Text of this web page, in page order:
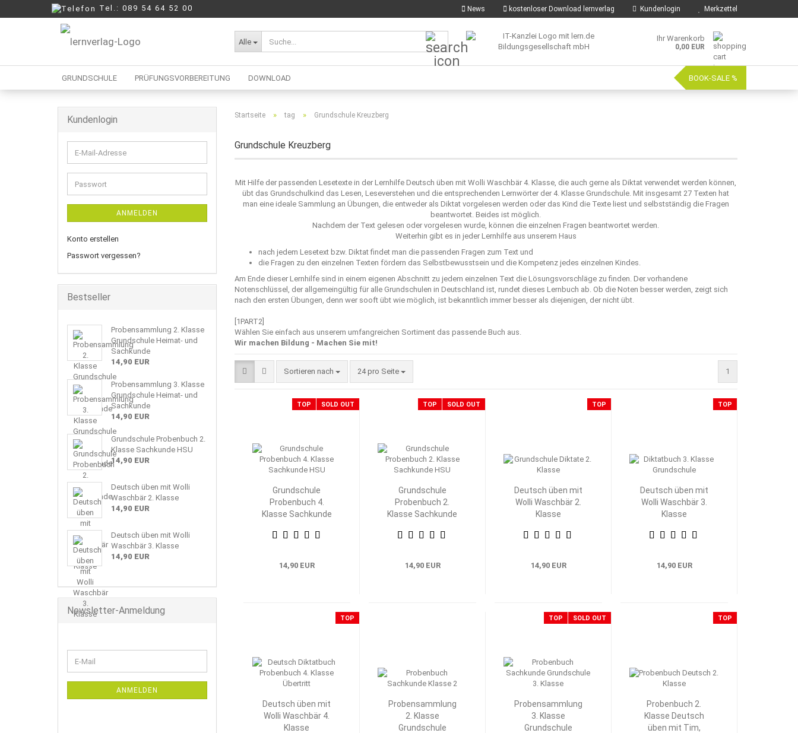
News kostenloser Download lernverlag Kundenlogin Merkzettel
Tel.: 089 54 64 52 00
Alle
Suche... Ihr Warenkorb
0,00 EUR
GRUNDSCHULE PRÜFUNGSVORBEREITUNG
Mittelschule
DOWNLOAD BOOK-SALE %
Startseite » tag » Grundschule Kreuzberg
Grundschule Kreuzberg
Mit Hilfe der passenden Lesetexte in der Lernhilfe Deutsch üben mit Wolli Waschbär 4. Klasse, die auch gerne als Diktat verwendet werden können,
übt das Grundschulkind das Lesen, Leseverstehen und die entsprechenden Lernwörter der 4. Klasse Grundschule. Mit insgesamt 27 Texten hat
man eine ideale Sammlung an Übungen, die entweder als Diktat vorgelesen werden oder das Kind die Texte liest und selbstständig die Fragen
beantwortet. Beides ist möglich.
Nachdem der Text gelesen oder vorgelesen wurde, können die einzelnen Fragen beantwortet werden.
Weiterhin gibt es in jeder Lernhilfe aus unserem Haus
nach jedem Lesetext bzw. Diktat findet man die passenden Fragen zum Text und
die Fragen zu den einzelnen Texten fördern das Selbstbewusstsein und die Kompetenz jedes einzelnen Kindes.
Am Ende dieser Lernhilfe sind in einem eigenen Abschnitt zu jedem einzelnen Text die Lösungsvorschläge zu finden. Der vorhandene
Notenschlüssel, der allgemeingültig für alle Grundschulen in Deutschland ist, rundet dieses Lernbuch ab. Ob die Noten besser werden, zeigt sich
nach den ersten Übungen, denn wer sooft übt wie möglich, ist bekanntlich immer besser als diejenigen, der nicht übt.
[1PART2]
Wählen Sie einfach aus unserem umfangreichen Sortiment das passende Buch aus.
Wir machen Bildung - Machen Sie mit!
Sortieren nach
Sortieren nach 24 pro Seite
pro Seite 1
TOP SOLD OUT
Grundschule
Probenbuch 4.
Klasse Sachkunde
14,90 EUR
TOP SOLD OUT
Grundschule
Probenbuch 2.
Klasse Sachkunde
14,90 EUR
TOP
Deutsch üben mit
Wolli Waschbär 2.
Klasse
14,90 EUR
TOP
Deutsch üben mit
Wolli Waschbär 3.
Klasse
14,90 EUR
TOP
Deutsch üben mit
Wolli Waschbär 4.
Klasse
Probensammlung
2. Klasse
Grundschule
TOP SOLD OUT
Probensammlung
3. Klasse
Grundschule
TOP
Probenbuch 2.
Klasse Deutsch
üben mit Tim,
Kundenlogin
E-
Mail-
Adresse
Passwort
ANMELDEN
Konto erstellen
Passwort vergessen?
Bestseller
Probensammlung 2. Klasse
Grundschule Heimat- und
Sachkunde
14,90 EUR
Probensammlung 3. Klasse
Grundschule Heimat- und
Sachkunde
14,90 EUR
Grundschule Probenbuch 2.
Klasse Sachkunde HSU
14,90 EUR
Deutsch üben mit Wolli
Waschbär 2. Klasse
14,90 EUR
Deutsch üben mit Wolli
Waschbär 3. Klasse
14,90 EUR
Newsletter-Anmeldung
ZUR
E-
Mail
ANMELDEN